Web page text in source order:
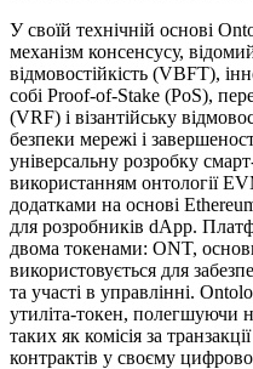
У своїй технічній основі
механізм консенсусу,
відмовостійкість (VBFT),
собі Proof-of-Stake (PoS),
(VRF) і візантійську
безпеки мережі і
універсальну розробку
використанням онтології
додатками на основі
для розробників dApp.
двома токенами: ONT,
використовується для
та участі в управлінні.
утиліта-токен, полегшуючи
таких як комісія за
контрактів у своєму